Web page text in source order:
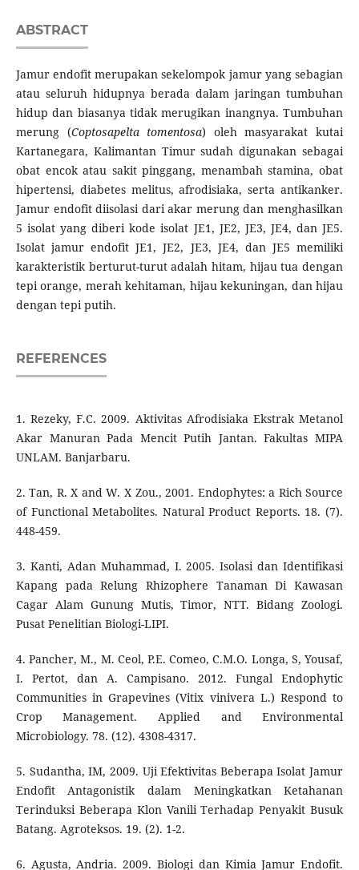
ABSTRACT
Jamur endofit merupakan sekelompok jamur yang sebagian
atau seluruh hidupnya berada dalam jaringan tumbuhan
hidup dan biasanya tidak merugikan inangnya. Tumbuhan
merung (Coptosapelta tomentosa) oleh masyarakat kutai
Kartanegara, Kalimantan Timur sudah digunakan sebagai
obat encok atau sakit pinggang, menambah stamina, obat
hipertensi, diabetes melitus, afrodisiaka, serta antikanker.
Jamur endofit diisolasi dari akar merung dan menghasilkan
5 isolat yang diberi kode isolat JE1, JE2, JE3, JE4, dan JE5.
Isolat jamur endofit JE1, JE2, JE3, JE4, dan JE5 memiliki
karakteristik berturut-turut adalah hitam, hijau tua dengan
tepi orange, merah kehitaman, hijau kekuningan, dan hijau
dengan tepi putih.
REFERENCES
1. Rezeky, F.C. 2009. Aktivitas Afrodisiaka Ekstrak Metanol
Akar Manuran Pada Mencit Putih Jantan. Fakultas MIPA
UNLAM. Banjarbaru.
2. Tan, R. X and W. X Zou., 2001. Endophytes: a Rich Source
of Functional Metabolites. Natural Product Reports. 18. (7).
448-459.
3. Kanti, Adan Muhammad, I. 2005. Isolasi dan Identifikasi
Kapang pada Relung Rhizophere Tanaman Di Kawasan
Cagar Alam Gunung Mutis, Timor, NTT. Bidang Zoologi.
Pusat Penelitian Biologi-LIPI.
4. Pancher, M., M. Ceol, P.E. Comeo, C.M.O. Longa, S, Yousaf,
I. Pertot, dan A. Campisano. 2012. Fungal Endophytic
Communities in Grapevines (Vitix vinivera L.) Respond to
Crop Management. Applied and Environmental
Microbiology. 78. (12). 4308-4317.
5. Sudantha, IM, 2009. Uji Efektivitas Beberapa Isolat Jamur
Endofit Antagonistik dalam Meningkatkan Ketahanan
Terinduksi Beberapa Klon Vanili Terhadap Penyakit Busuk
Batang. Agroteksos. 19. (2). 1-2.
6. Agusta, Andria. 2009. Biologi dan Kimia Jamur Endofit.